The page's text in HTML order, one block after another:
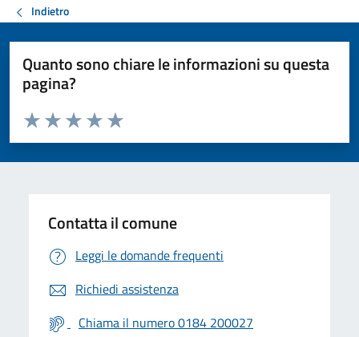
Indietro
Quanto sono chiare le informazioni su questa
pagina?
Valuta da 1 a 5 stelle la pagina
Valuta 5 stelle su 5
Valuta 4 stelle su 5
Valuta 3 stelle su 5
Valuta 2 stelle su 5
Valuta 1 stelle su 5
Contatta il comune
Leggi le domande frequenti
Richiedi assistenza
Chiama il numero 0184 200027